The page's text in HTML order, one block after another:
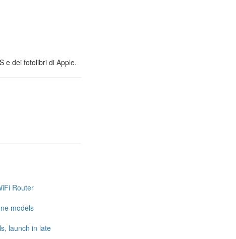
e dei fotolibri di Apple.
Router
models
launch in late